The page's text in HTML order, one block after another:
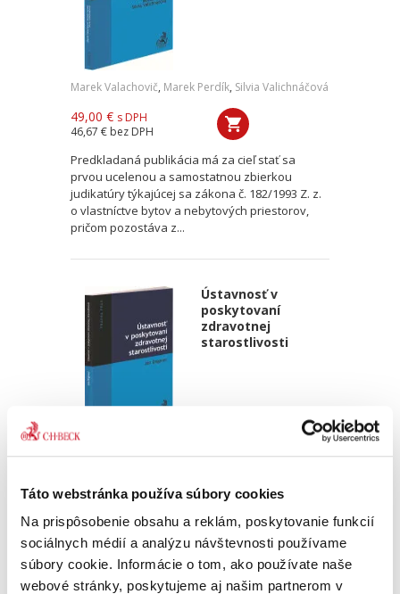
Táto webstránka používa súbory cookies
Na prispôsobenie obsahu a reklám, poskytovanie funkcií
sociálnych médií a analýzu návštevnosti používame
súbory cookie. Informácie o tom, ako používate naše
webové stránky, poskytujeme aj našim partnerom v
Marek Valachovič, Marek Perdík, Silvia Valichnáčová
49,00 € s DPH
46,67 € bez DPH
Predkladaná publikácia má za cieľ stať sa
prvou ucelenou a samostatnou zbierkou
judikatúry týkajúcej sa zákona č. 182/1993 Z. z.
o vlastníctve bytov a nebytových priestorov,
pričom pozostáva z...
Ústavnosť v
poskytovaní
zdravotnej
starostlivosti
Ján Drgonec
39,00 €
37,14 €bez DPH
„Recenzovaná publikácia nie je jednoduchým
čítaním, tak ako nie je jednoduchá ani riešená
problematika. Osobitne však pokladám za
potrebné vyzdvihnúť šírku autorovho